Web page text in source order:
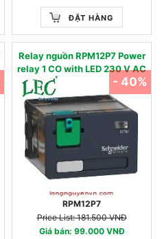
ĐẶT HÀNG
Relay nguồn RPM12P7 Power
relay 1 CO with LED 230 V AC
RPM12P7
Price List: 181.500 VNĐ
Giá bán: 99.000 VNĐ
- 40%